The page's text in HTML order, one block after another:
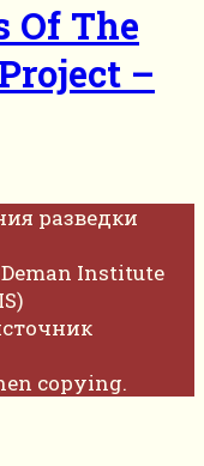
Of The
–
разведки
Institute
copying.